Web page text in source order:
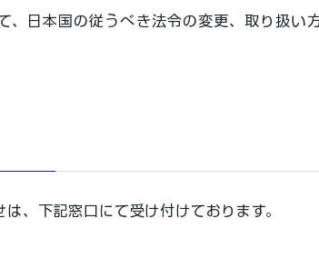
、日本国の従うべき法令の変更、取り扱い
、下記窓口にて受け付けております。